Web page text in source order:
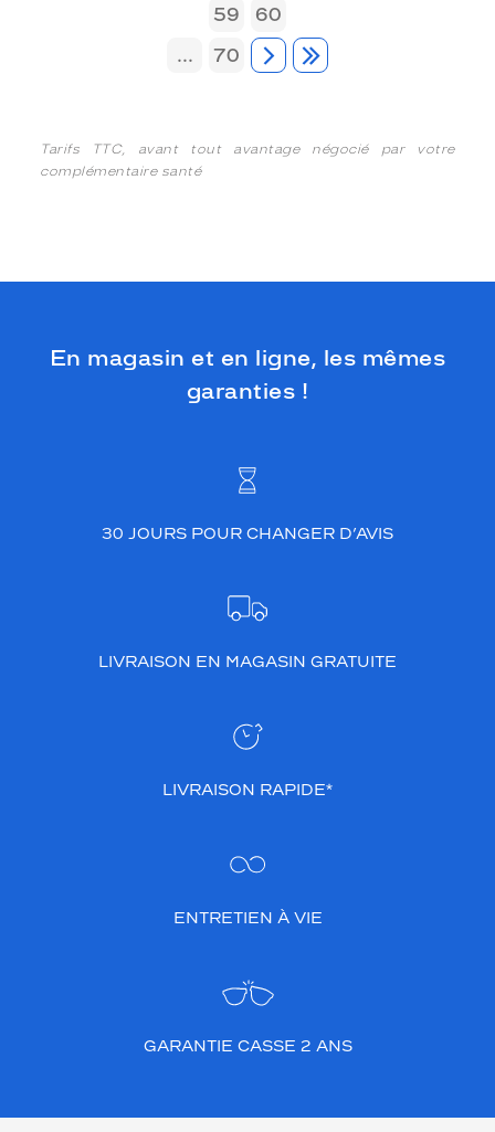
59
60
...
70
Tarifs TTC, avant tout avantage négocié par votre
complémentaire santé
En magasin et en ligne, les mêmes
garanties !
30 JOURS POUR CHANGER D’AVIS
LIVRAISON EN MAGASIN GRATUITE
LIVRAISON RAPIDE*
ENTRETIEN À VIE
GARANTIE CASSE 2 ANS